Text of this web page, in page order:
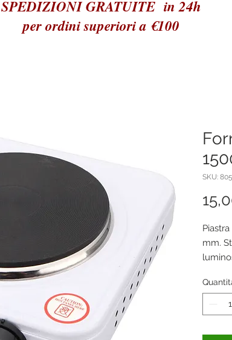
SPEDIZIONI GRATUITE in 24h
per ordini superiori a €100
SKU:
mm.
220-